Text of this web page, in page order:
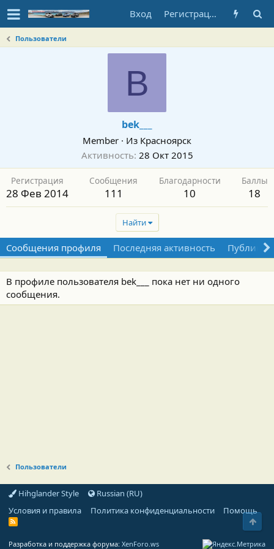
Вход Регистрация
Пользователи
B
bek___
Member · Из Красноярск
Активность 28 Окт 2015
Регистрация
28 Фев 2014
Сообщения
111
Благодарности
10
Баллы
18
Найти
Сообщения профиля Последняя активность
В профиле пользователя bek___ пока нет ни одного
сообщения.
Пользователи
Hihglander Style
Russian (RU)
Условия и правила
Политика конфиденциальности Помощь
R
Разработка и поддержка форума: XenForo.ws